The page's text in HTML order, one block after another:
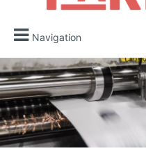
Navigation